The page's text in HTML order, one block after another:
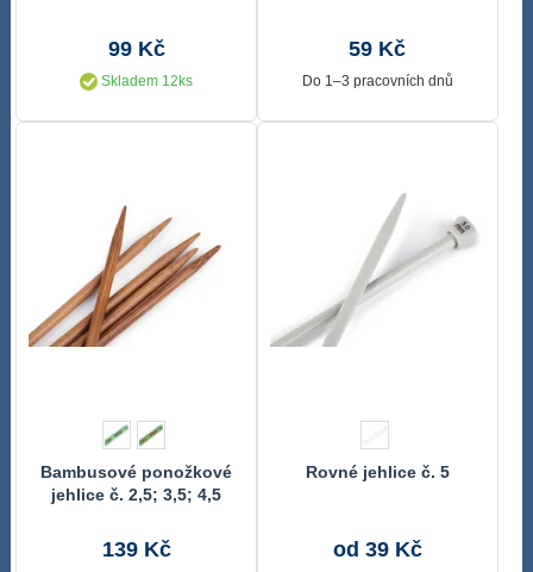
99 Kč
Skladem 12ks
59 Kč
Do 1–3 pracovních dnů
Bambusové ponožkové
jehlice č. 2,5; 3,5; 4,5
139 Kč
Rovné jehlice č. 5
od 39 Kč